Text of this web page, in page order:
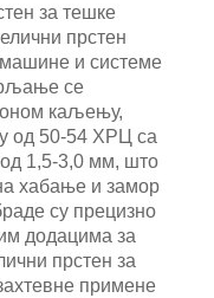
за тешке
прстен
машине и системе
се
каљењу,
од 50-54 ХРЦ са
1,5-3,0 мм, што
хабање и замор
су прецизно
додацима за
прстен за
примене